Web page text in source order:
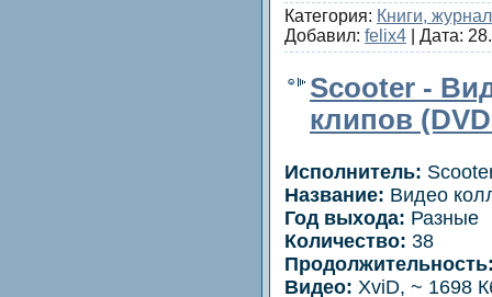
Категория: Книги,
Добавил: felix4 | Дата:
Scooter -
клипов
Исполнитель:
Название: Видео
Год выхода: Разные
Количество: 38
Видео: XviD, ~ 1698